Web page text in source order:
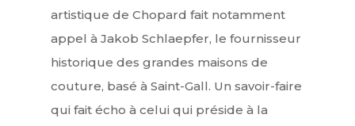
artistique de Chopard fait notamment
appel à Jakob Schlaepfer, le fournisseur
historique des grandes maisons de
couture, basé à Saint-Gall. Un savoir-faire
qui fait écho à celui qui préside à la